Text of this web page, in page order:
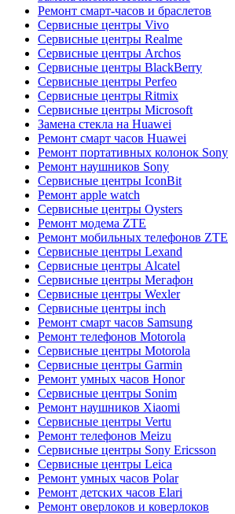
Ремонт смарт-часов и браслетов
Сервисные центры Vivo
Сервисные центры Realme
Сервисные центры Archos
Сервисные центры BlackBerry
Сервисные центры Perfeo
Сервисные центры Ritmix
Сервисные центры Microsoft
Замена стекла на Huawei
Ремонт смарт часов Huawei
Ремонт портативных колонок Sony
Ремонт наушников Sony
Сервисные центры IconBit
Ремонт apple watch
Сервисные центры Oysters
Ремонт модема ZTE
Ремонт мобильных телефонов ZTE
Сервисные центры Lexand
Сервисные центры Alcatel
Сервисные центры Мегафон
Сервисные центры Wexler
Сервисные центры inch
Ремонт смарт часов Samsung
Ремонт телефонов Motorola
Сервисные центры Motorola
Сервисные центры Garmin
Ремонт умных часов Honor
Сервисные центры Sonim
Ремонт наушников Xiaomi
Сервисные центры Vertu
Ремонт телефонов Meizu
Сервисные центры Sony Ericsson
Сервисные центры Leica
Ремонт умных часов Polar
Ремонт детских часов Elari
Ремонт оверлоков и коверлоков